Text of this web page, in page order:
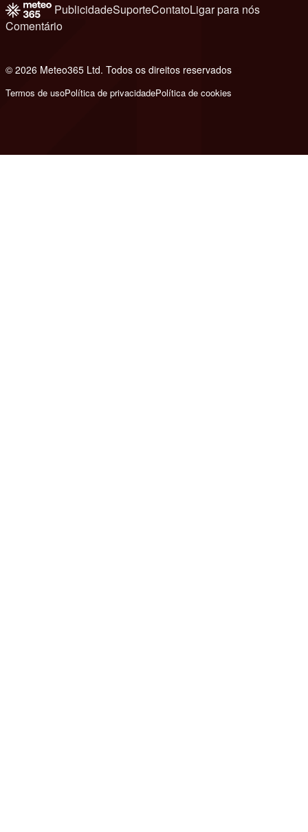
PublicidadeSuporteContatoLigar para nós
Comentário
© 2026 Meteo365 Ltd. Todos os direitos reservados
Termos de usoPolítica de privacidadePolítica de cookies